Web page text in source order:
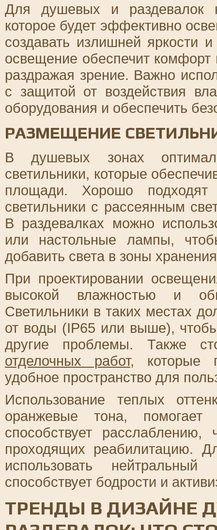
Для душевых и раздевалок
которое будет эффективно
создавать излишней яркости
освещение обеспечит
раздражая зрение. Важно
с защитой от воздействия
оборудования и обеспечить
РАЗМЕЩЕНИЕ
В душевых зонах
светильники, которые
площади. Хорошо подходят
светильники с рассеянным
В раздевалках можно
или настольные лампы,
добавить света в зоны
При проектировании
высокой влажностью и
Светильники в таких местах
от воды (IP65 или выше),
другие проблемы. Также
отделочных работ, которые
удобное пространство для
Использование теплых
оранжевые тона,
способствует
проходящих реабилитацию.
использовать
способствует бодрости и
ТРЕНДЫ В ДИЗАЙНЕ